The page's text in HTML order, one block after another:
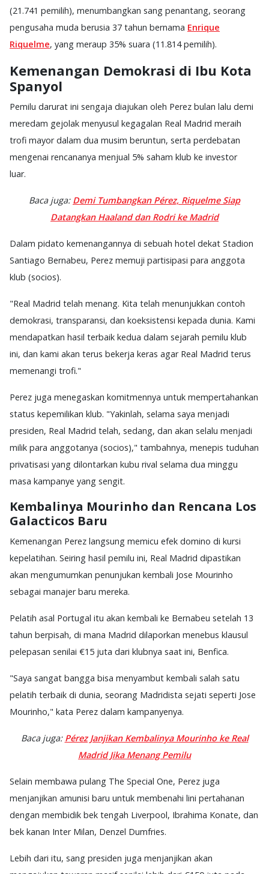
(21.741 pemilih), menumbangkan sang penantang, seorang
pengusaha muda berusia 37 tahun bernama Enrique
Riquelme, yang meraup 35% suara (11.814 pemilih).
Kemenangan Demokrasi di Ibu Kota
Spanyol
Pemilu darurat ini sengaja diajukan oleh Perez bulan lalu demi
meredam gejolak menyusul kegagalan Real Madrid meraih
trofi mayor dalam dua musim beruntun, serta perdebatan
mengenai rencananya menjual 5% saham klub ke investor
luar.
Baca juga: Demi Tumbangkan Pérez, Riquelme Siap
Datangkan Haaland dan Rodri ke Madrid
Dalam pidato kemenangannya di sebuah hotel dekat Stadion
Santiago Bernabeu, Perez memuji partisipasi para anggota
klub (socios).
"Real Madrid telah menang. Kita telah menunjukkan contoh
demokrasi, transparansi, dan koeksistensi kepada dunia. Kami
mendapatkan hasil terbaik kedua dalam sejarah pemilu klub
ini, dan kami akan terus bekerja keras agar Real Madrid terus
memenangi trofi."
Perez juga menegaskan komitmennya untuk mempertahankan
status kepemilikan klub. "Yakinlah, selama saya menjadi
presiden, Real Madrid telah, sedang, dan akan selalu menjadi
milik para anggotanya (socios)," tambahnya, menepis tuduhan
privatisasi yang dilontarkan kubu rival selama dua minggu
masa kampanye yang sengit.
Kembalinya Mourinho dan Rencana Los
Galacticos Baru
Kemenangan Perez langsung memicu efek domino di kursi
kepelatihan. Seiring hasil pemilu ini, Real Madrid dipastikan
akan mengumumkan penunjukan kembali Jose Mourinho
sebagai manajer baru mereka.
Pelatih asal Portugal itu akan kembali ke Bernabeu setelah 13
tahun berpisah, di mana Madrid dilaporkan menebus klausul
pelepasan senilai €15 juta dari klubnya saat ini, Benfica.
"Saya sangat bangga bisa menyambut kembali salah satu
pelatih terbaik di dunia, seorang Madridista sejati seperti Jose
Mourinho," kata Perez dalam kampanyenya.
Baca juga: Pérez Janjikan Kembalinya Mourinho ke Real
Madrid Jika Menang Pemilu
Selain membawa pulang The Special One, Perez juga
menjanjikan amunisi baru untuk membenahi lini pertahanan
dengan membidik bek tengah Liverpool, Ibrahima Konate, dan
bek kanan Inter Milan, Denzel Dumfries.
Lebih dari itu, sang presiden juga menjanjikan akan